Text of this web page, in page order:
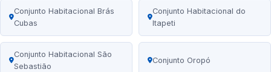
Conjunto Habitacional Brás
Cubas
Conjunto Habitacional do
Itapeti
Conjunto Habitacional São
Sebastião
Conjunto Oropó